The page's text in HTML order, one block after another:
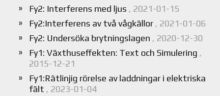
Fy2: Interferens med ljus , 2021-01-15
Fy2:Interferens av två vågkällor , 2021-01-06
Fy2: Undersöka brytningslagen , 2020-12-30
Fy1: Växthuseffekten: Text och Simulering ,
2015-12-21
Fy1:Rätlinjig rörelse av laddningar i elektriska
fält , 2023-01-04